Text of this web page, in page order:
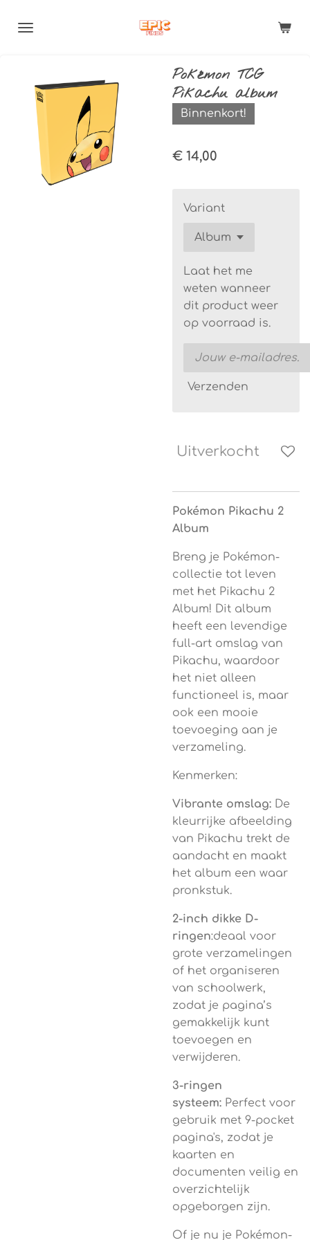
direct
hoofdinhoud
Pokémon TCG
Pikachu album
Binnenkort!
€ 14,00
Variant
Laat het me
weten wanneer
dit product weer
op voorraad is.
Verzenden
Uitverkocht
Pokémon Pikachu 2
Album
Breng je Pokémon-
collectie tot leven
met het Pikachu 2
Album! Dit album
heeft een levendige
full-art omslag van
Pikachu, waardoor
het niet alleen
functioneel is, maar
ook een mooie
toevoeging aan je
verzameling.
Kenmerken:
Vibrante omslag: De
kleurrijke afbeelding
van Pikachu trekt de
aandacht en maakt
het album een waar
pronkstuk.
2-inch dikke D-
ringen:deaal voor
grote verzamelingen
of het organiseren
van schoolwerk,
zodat je pagina’s
gemakkelijk kunt
toevoegen en
verwijderen.
3-ringen
systeem: Perfect voor
gebruik met 9-pocket
pagina's, zodat je
kaarten en
documenten veilig en
overzichtelijk
opgeborgen zijn.
Of je nu je Pokémon-